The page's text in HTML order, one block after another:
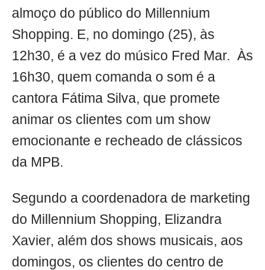
almoço do público do Millennium
Shopping. E, no domingo (25), às
12h30, é a vez do músico Fred Mar. Às
16h30, quem comanda o som é a
cantora Fátima Silva, que promete
animar os clientes com um show
emocionante e recheado de clássicos
da MPB.
Segundo a coordenadora de marketing
do Millennium Shopping, Elizandra
Xavier, além dos shows musicais, aos
domingos, os clientes do centro de